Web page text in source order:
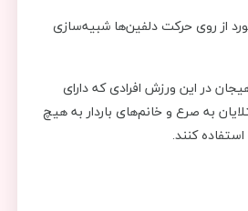
از روی حرکت دلفین‌ها شبیه‌سازی
در این ورزش افرادی که دارای
به صرع و خانم‌های باردار به هیچ
کنند.